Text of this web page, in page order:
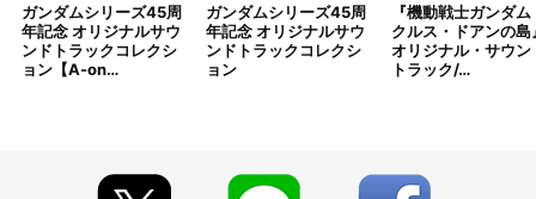
ガンダムシリーズ45周
年記念 オリジナルサウ
ンドトラックコレクシ
ョン【A-on…
ガンダムシリーズ45周
年記念 オリジナルサウ
ンドトラックコレクシ
ョン
『機動戦士ガンダム
クルス・ドアンの島
オリジナル・サウン
トラック/…